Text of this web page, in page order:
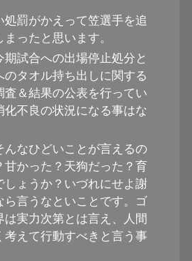
処罰がかえって笠選手を追
ったと思います。
期試合への出場停止処分と
のタオル持ち出しに関する
査＆結果の公表を行ってい
化不良の状況になる事はな
んなひどいことが言えるの
甘かった？天狗だった？育
しょうか？いづれにせよ謝
ら言うなといことです。ゴ
は実力次第とは言え、人間
考えて行動すべきと言う事